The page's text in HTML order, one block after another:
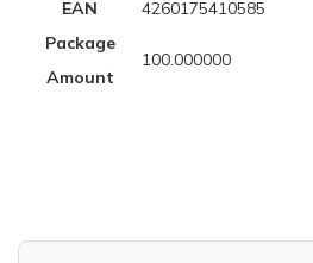
EAN
4260175410585
Package
Amount
100.000000